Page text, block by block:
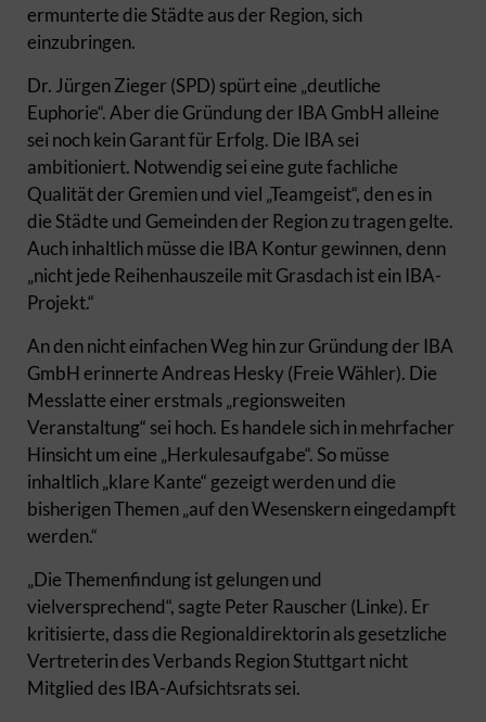
ermunterte die Städte aus der Region, sich
einzubringen.
Dr. Jürgen Zieger (SPD) spürt eine „deutliche
Euphorie“. Aber die Gründung der IBA GmbH alleine
sei noch kein Garant für Erfolg. Die IBA sei
ambitioniert. Notwendig sei eine gute fachliche
Qualität der Gremien und viel „Teamgeist“, den es in
die Städte und Gemeinden der Region zu tragen gelte.
Auch inhaltlich müsse die IBA Kontur gewinnen, denn
„nicht jede Reihenhauszeile mit Grasdach ist ein IBA-
Projekt.“
An den nicht einfachen Weg hin zur Gründung der IBA
GmbH erinnerte Andreas Hesky (Freie Wähler). Die
Messlatte einer erstmals „regionsweiten
Veranstaltung“ sei hoch. Es handele sich in mehrfacher
Hinsicht um eine „Herkulesaufgabe“. So müsse
inhaltlich „klare Kante“ gezeigt werden und die
bisherigen Themen „auf den Wesenskern eingedampft
werden.“
„Die Themenfindung ist gelungen und
vielversprechend“, sagte Peter Rauscher (Linke). Er
kritisierte, dass die Regionaldirektorin als gesetzliche
Vertreterin des Verbands Region Stuttgart nicht
Mitglied des IBA-Aufsichtsrats sei.